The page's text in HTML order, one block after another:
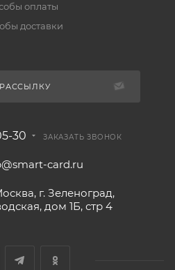
оплаты
доставки
30 ЗАКАЗАТЬ ЗВОНОК
card.ru
г. Зеленоград,
дом 1Б, стр 4